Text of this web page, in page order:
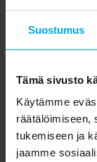
Suostumus
Tämä sivusto
Käytämme
räätälöimiseen,
tukemiseen ja
jaamme
Pipsa